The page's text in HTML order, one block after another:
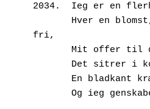
2034.  Ieg er en
fri,
Mit offer
Det sitrer
Og ieg